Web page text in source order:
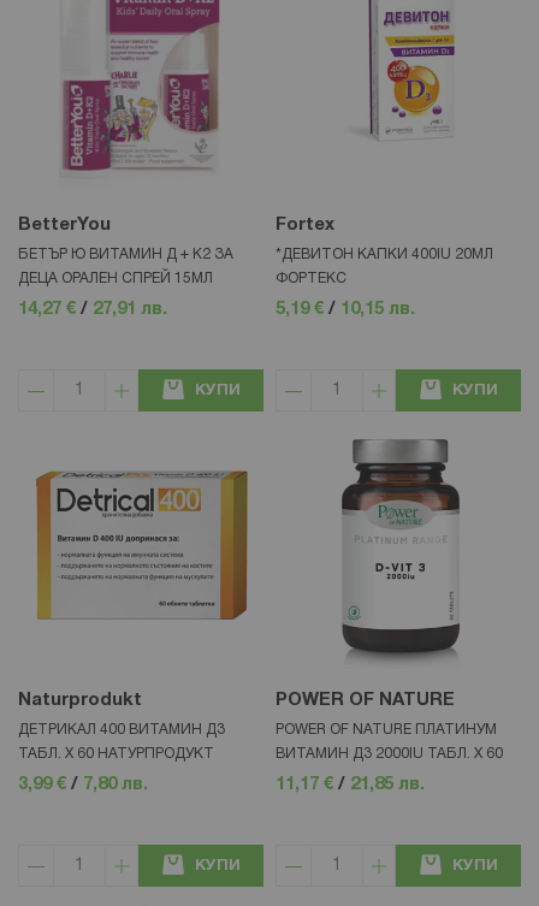
BetterYou
БЕТЪР Ю ВИТАМИН Д + К2 ЗА
ДЕЦА ОРАЛЕН СПРЕЙ 15МЛ
14,27 € / 27,91 лв.
КУПИ
Fortex
*ДЕВИТОН КАПКИ 400IU 20МЛ
ФОРТЕКС
5,19 € / 10,15 лв.
КУПИ
Naturprodukt
ДЕТРИКАЛ 400 ВИТАМИН Д3
ТАБЛ. Х 60 НАТУРПРОДУКТ
3,99 € / 7,80 лв.
КУПИ
POWER OF NATURE
POWER OF NATURE ПЛАТИНУМ
ВИТАМИН Д3 2000IU ТАБЛ. X 60
11,17 € / 21,85 лв.
КУПИ